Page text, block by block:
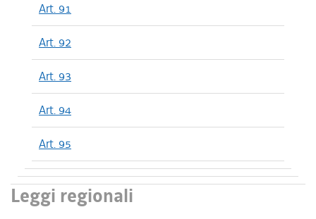
Art. 91
Art. 92
Art. 93
Art. 94
Art. 95
Leggi regionali